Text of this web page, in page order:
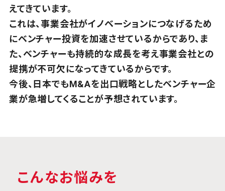
えてきています。
これは、事業会社がイノベーションにつなげるため
にベンチャー投資を加速させているからであり、ま
た、ベンチャーも持続的な成長を考え事業会社との
提携が不可欠になってきているからです。
今後、日本でもM&Aを出口戦略としたベンチャー企
業が急増してくることが予想されています。
こんなお悩みを